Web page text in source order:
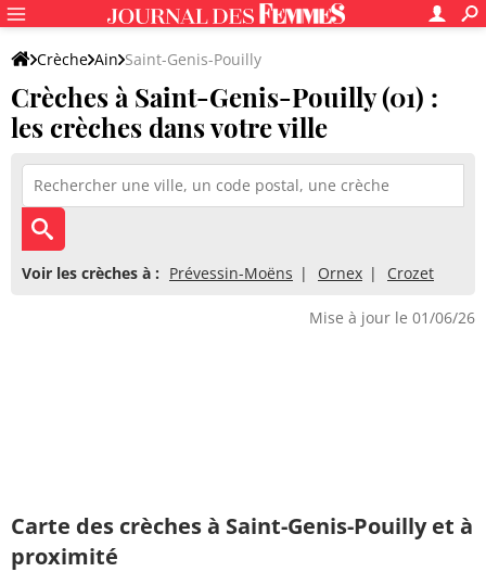
Crèche Ain Saint-Genis-Pouilly
Crèches à Saint-Genis-Pouilly (01) :
les crèches dans votre ville
Voir les crèches à : Prévessin-Moëns Ornex Crozet
Mise à jour le 01/06/26
Carte des crèches à Saint-Genis-Pouilly et à
proximité